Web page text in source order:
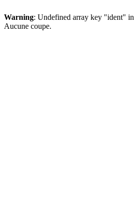
Warning: Undefined array key "ident" in
Aucune coupe.